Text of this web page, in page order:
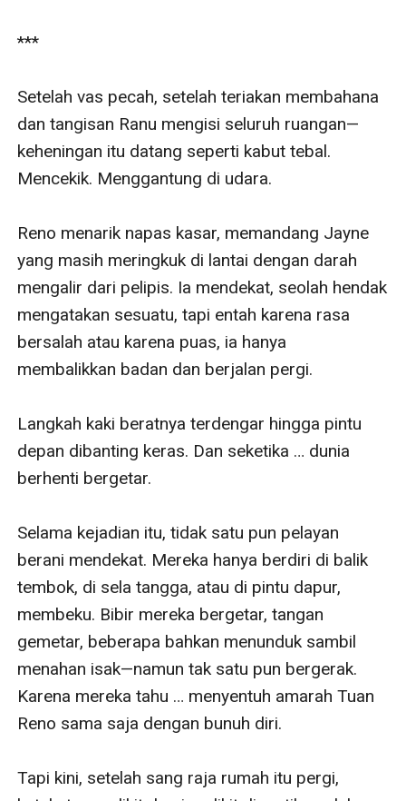
***
Setelah vas pecah, setelah teriakan membahana
dan tangisan Ranu mengisi seluruh ruangan—
keheningan itu datang seperti kabut tebal.
Mencekik. Menggantung di udara.
Reno menarik napas kasar, memandang Jayne
yang masih meringkuk di lantai dengan darah
mengalir dari pelipis. Ia mendekat, seolah hendak
mengatakan sesuatu, tapi entah karena rasa
bersalah atau karena puas, ia hanya
membalikkan badan dan berjalan pergi.
Langkah kaki beratnya terdengar hingga pintu
depan dibanting keras. Dan seketika … dunia
berhenti bergetar.
Selama kejadian itu, tidak satu pun pelayan
berani mendekat. Mereka hanya berdiri di balik
tembok, di sela tangga, atau di pintu dapur,
membeku. Bibir mereka bergetar, tangan
gemetar, beberapa bahkan menunduk sambil
menahan isak—namun tak satu pun bergerak.
Karena mereka tahu … menyentuh amarah Tuan
Reno sama saja dengan bunuh diri.
Tapi kini, setelah sang raja rumah itu pergi,